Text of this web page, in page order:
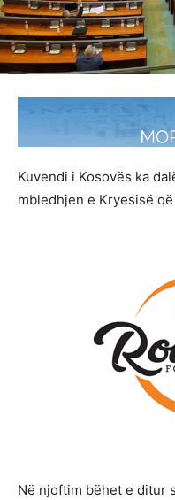
Kuvendi i Kosovës ka
mbledhjen e Kryesisë
Në njoftim bëhet e ditur